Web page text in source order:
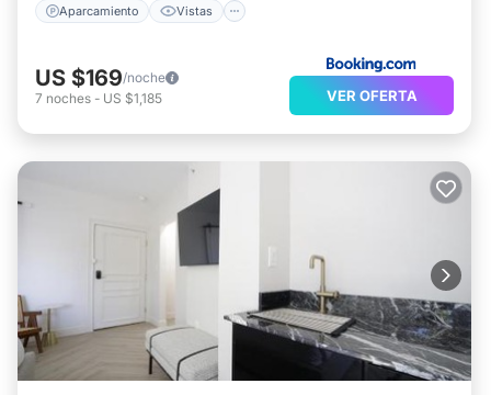
Aparcamiento Vistas
US $169/noche
7 noches - US $1,185 VER OFERTA